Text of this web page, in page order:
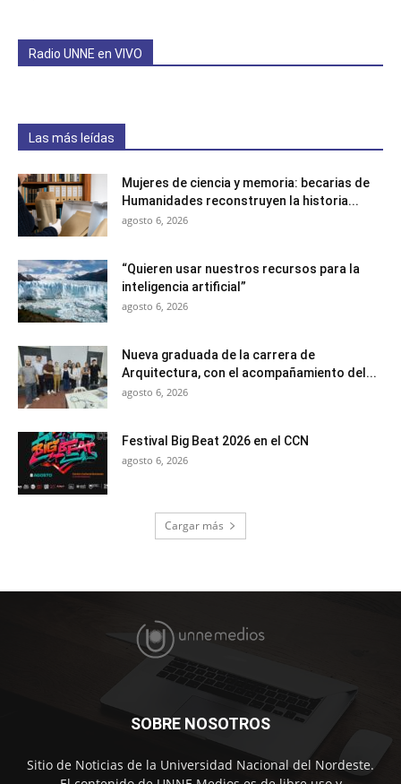
Radio UNNE en VIVO
Las más leídas
Mujeres de ciencia y memoria: becarias de
Humanidades reconstruyen la historia...
agosto 6, 2026
“Quieren usar nuestros recursos para la
inteligencia artificial”
agosto 6, 2026
Nueva graduada de la carrera de
Arquitectura, con el acompañamiento del...
agosto 6, 2026
Festival Big Beat 2026 en el CCN
agosto 6, 2026
Cargar más
SOBRE NOSOTROS
Sitio de Noticias de la Universidad Nacional del Nordeste.